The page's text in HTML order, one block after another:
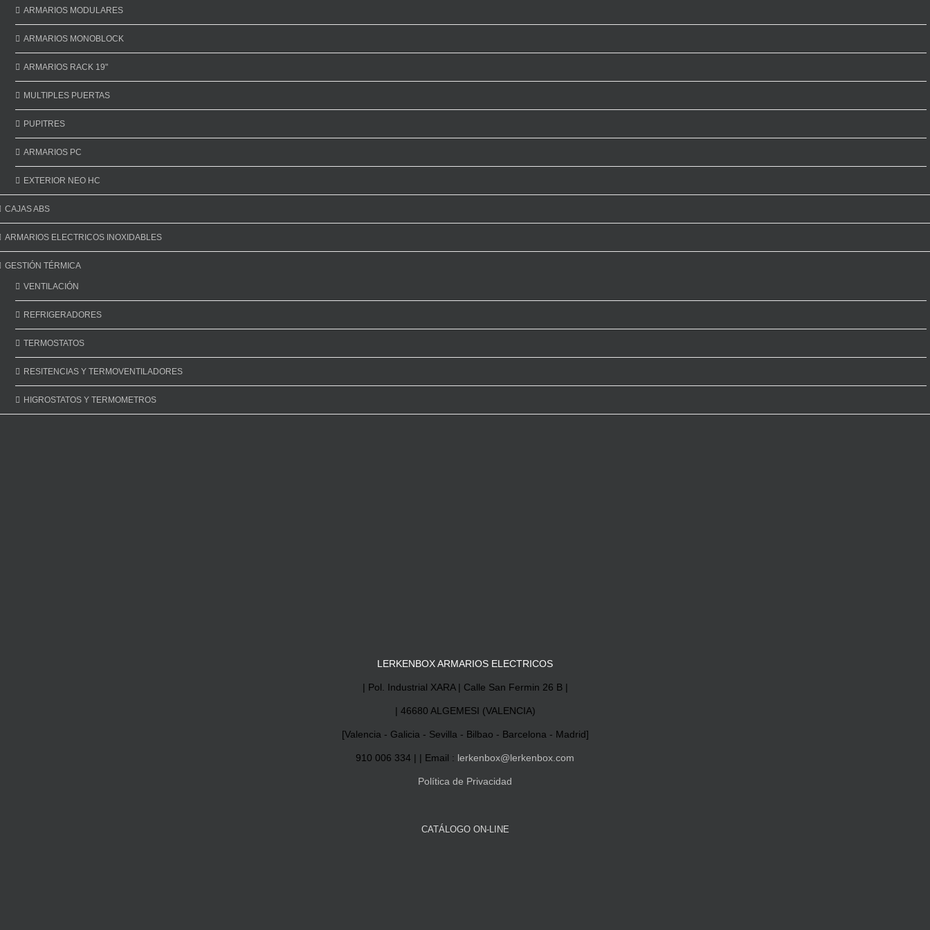
ARMARIOS MODULARES
ARMARIOS MONOBLOCK
ARMARIOS RACK 19"
MULTIPLES PUERTAS
PUPITRES
ARMARIOS PC
EXTERIOR NEO HC
CAJAS ABS
ARMARIOS ELECTRICOS INOXIDABLES
GESTIÓN TÉRMICA
VENTILACIÓN
REFRIGERADORES
TERMOSTATOS
RESITENCIAS Y TERMOVENTILADORES
HIGROSTATOS Y TERMOMETROS
LERKENBOX ARMARIOS ELECTRICOS
| Pol. Industrial XARA | Calle San Fermin 26 B |
| 46680 ALGEMESI (VALENCIA)
[Valencia - Galicia - Sevilla - Bilbao - Barcelona - Madrid]
910 006 334 | | Email : lerkenbox@lerkenbox.com
Política de Privacidad
CATÁLOGO ON-LINE